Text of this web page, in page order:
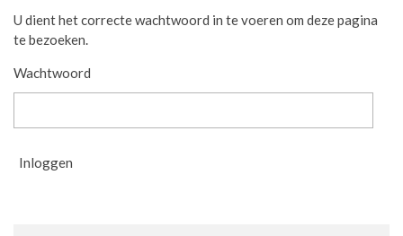
U dient het correcte wachtwoord in te voeren om deze pagina
te bezoeken.
Wachtwoord
Inloggen